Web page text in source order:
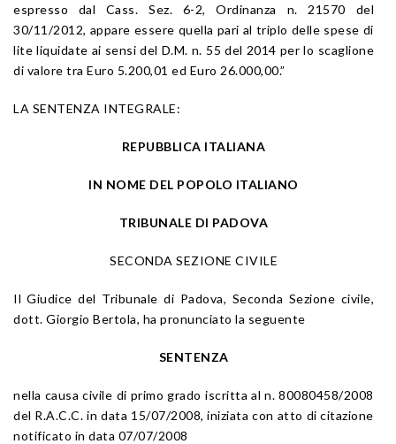
espresso dal Cass. Sez. 6-2, Ordinanza n. 21570 del
30/11/2012, appare essere quella pari al triplo delle spese di
lite liquidate ai sensi del D.M. n. 55 del 2014 per lo scaglione
di valore tra Euro 5.200,01 ed Euro 26.000,00.”
LA SENTENZA INTEGRALE:
REPUBBLICA ITALIANA
IN NOME DEL POPOLO ITALIANO
TRIBUNALE DI PADOVA
SECONDA SEZIONE CIVILE
Il Giudice del Tribunale di Padova, Seconda Sezione civile,
dott. Giorgio Bertola, ha pronunciato la seguente
SENTENZA
nella causa civile di primo grado iscritta al n. 80080458/2008
del R.A.C.C. in data 15/07/2008, iniziata con atto di citazione
notificato in data 07/07/2008